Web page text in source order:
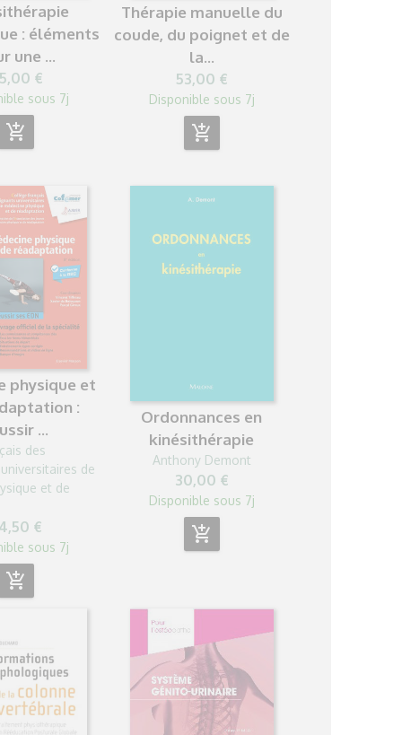
: éléments
une ...
€
sous 7j
add_shopping_cart
Thérapie manuelle du
coude, du poignet et de
la...
53,00 €
Disponible sous 7j
add_shopping_cart
physique et
:
...
des
de
et de
€
sous 7j
add_shopping_cart
Ordonnances en
kinésithérapie
Anthony Demont
30,00 €
Disponible sous 7j
add_shopping_cart